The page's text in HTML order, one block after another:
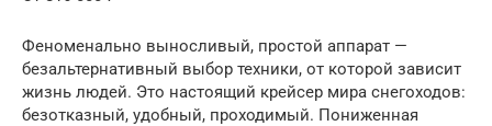
Феноменально выносливый, простой аппарат —
безальтернативный выбор техники, от которой зависит
жизнь людей. Это настоящий крейсер мира снегоходов:
безотказный, удобный, проходимый. Пониженная